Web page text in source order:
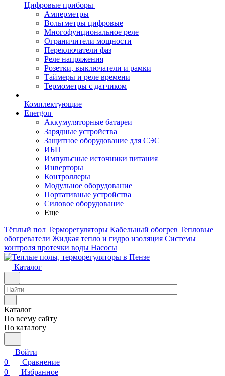
Цифровые приборы
Амперметры
Вольтметры цифровые
Многофунциональное реле
Ограничители мощности
Переключатели фаз
Реле напряжения
Розетки, выключатели и рамки
Таймеры и реле времени
Термометры c датчиком
Комплектующие
Energon
Аккумуляторные батареи
Зарядные устройства
Защитное оборудование для СЭС
ИБП
Импульсные источники питания
Инверторы
Контроллеры
Модульное оборудование
Портативные устройства
Силовое оборудование
Еще
Тёплый пол Терморегуляторы Кабельный обогрев Тепловые
обогреватели Жидкая тепло и гидро изоляция Системы
контроля протечки воды Насосы
Каталог
Каталог
По всему сайту
По каталогу
Войти
0
Сравнение
0
Избранное